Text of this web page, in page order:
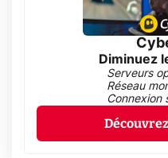
Diminuez
Serveurs
Réseau
Connexion